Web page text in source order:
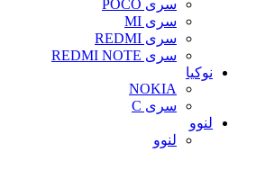
سری POCO
سری MI
سری REDMI
سری REDMI NOTE
نوکیا
NOKIA
سری C
لنوو
لنوو